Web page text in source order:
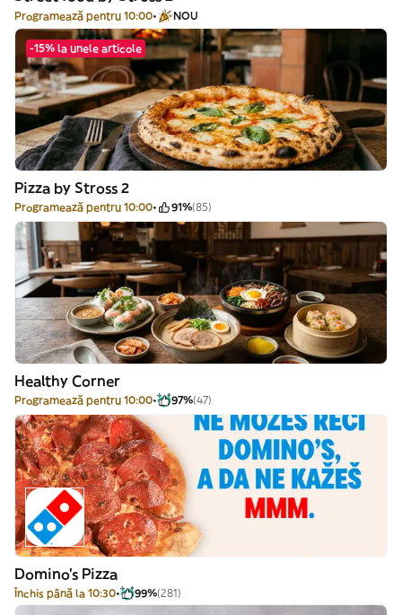
Programează pentru 10:00 NOU
-15% la unele articole
Pizza by Stross 2
Programează pentru 10:00 91%(85)
Healthy Corner
Programează pentru 10:00 97%(47)
Domino's Pizza
Închis până la 10:30 99%(281)